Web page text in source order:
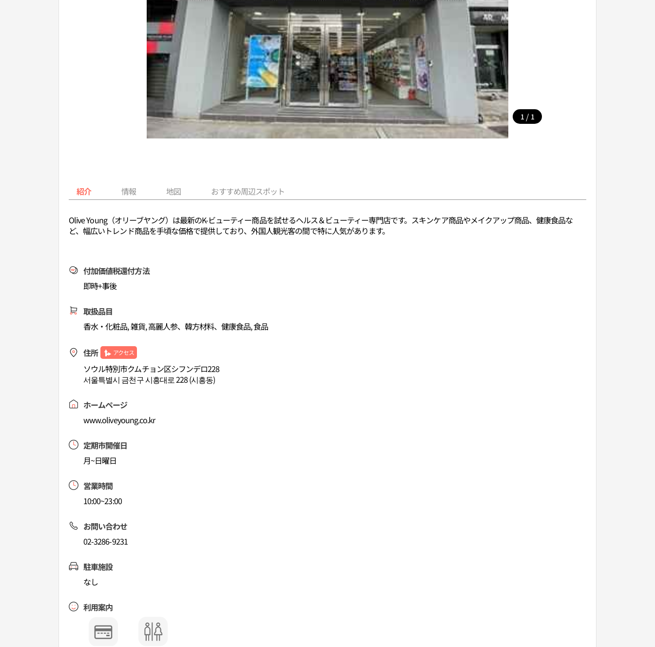
1 / 1
紹介 情報 地図 おすすめ周辺スポット
Olive Young（オリーブヤング）は最新のK-ビューティー商品を試せるヘルス＆ビューティー専門店です。スキンケア商品やメイクアップ商品、健康食品な
ど、幅広いトレンド商品を手頃な価格で提供しており、外国人観光客の間で特に人気があります。
付加価値税還付方法
即時+事後
取扱品目
香水・化粧品, 雑貨, 高麗人参、韓方材料、健康食品, 食品
住所 アクセス
ソウル特別市クムチョン区シフンデロ228
서울특별시 금천구 시흥대로 228 (시흥동)
ホームページ
www.oliveyoung.co.kr
定期市開催日
月~日曜日
営業時間
10:00~23:00
お問い合わせ
02-3286-9231
駐車施設
なし
利用案内